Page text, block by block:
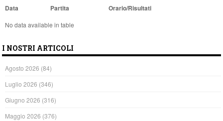
Data Partita Orario/Risultati
No data available in table
I NOSTRI ARTICOLI
Agosto 2026 (84)
Luglio 2026 (346)
Giugno 2026 (316)
Maggio 2026 (376)